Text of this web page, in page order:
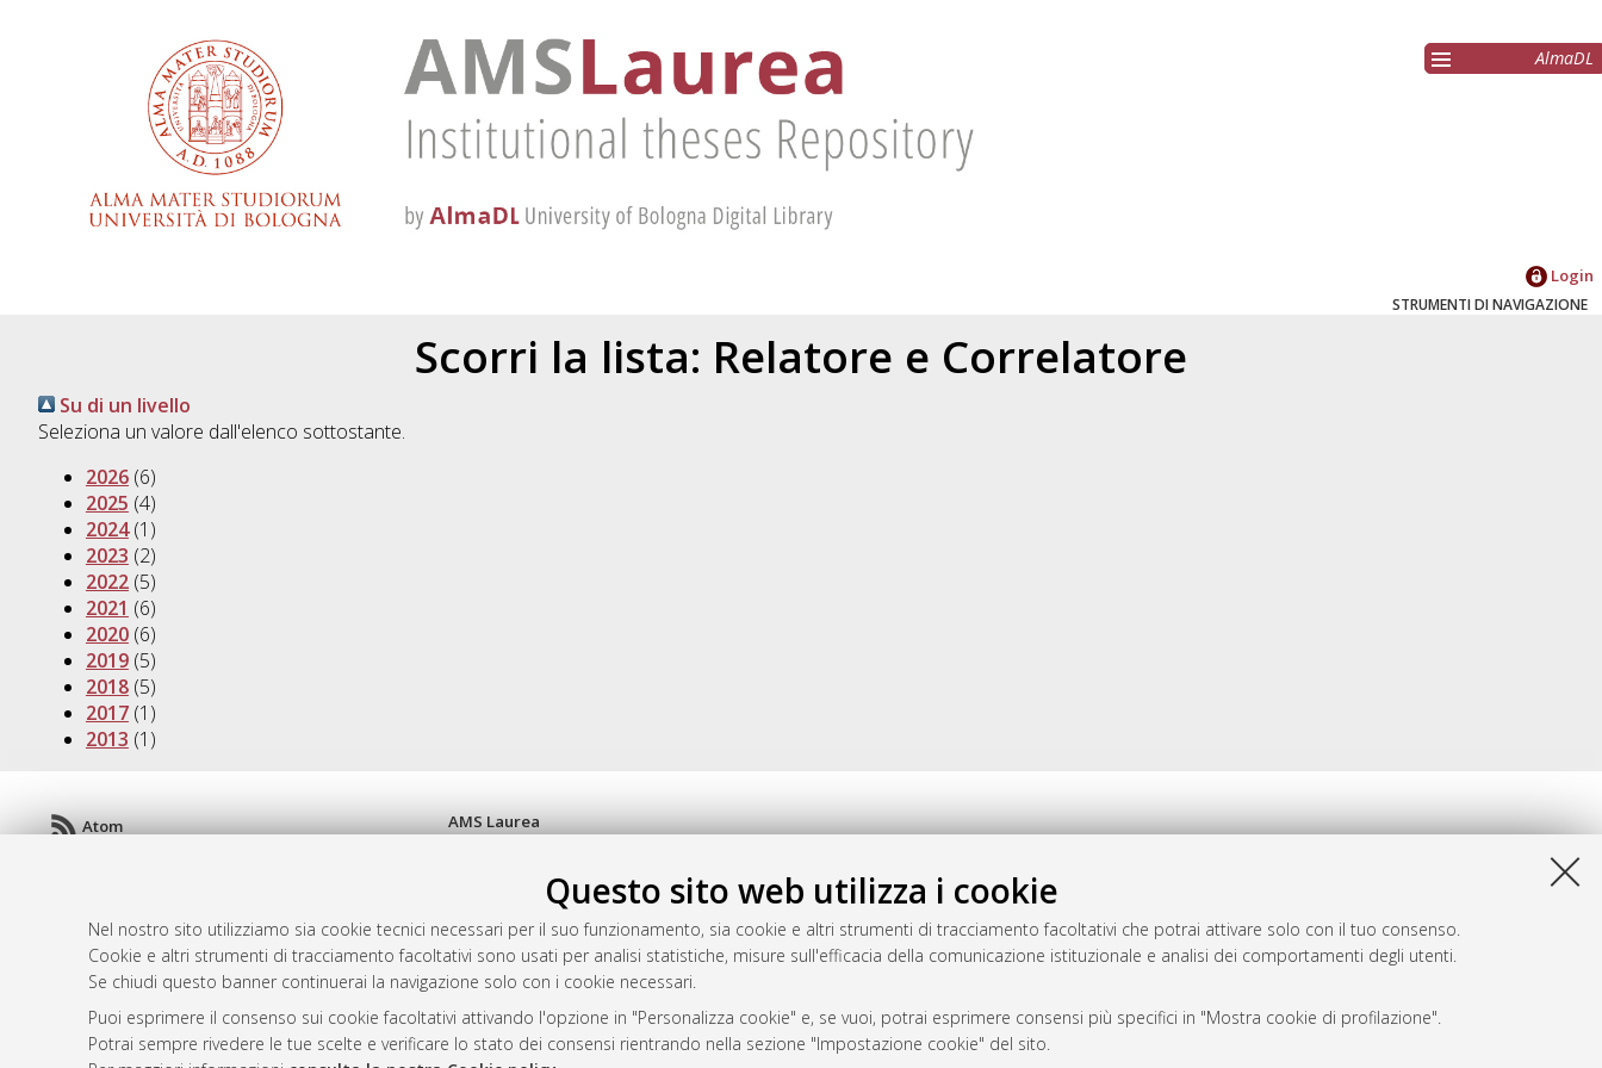
Questo sito web utilizza i cookie
Nel nostro sito utilizziamo sia cookie tecnici necessari per il suo funzionamento, sia cookie e altri strumenti di tracciamento facoltativi che potrai attivare solo con il tuo consenso.
Cookie e altri strumenti di tracciamento facoltativi sono usati per analisi statistiche, misure sull'efficacia della comunicazione istituzionale e analisi dei comportamenti degli utenti.
Se chiudi questo banner continuerai la navigazione solo con i cookie necessari.
Puoi esprimere il consenso sui cookie facoltativi attivando l'opzione in "Personalizza cookie" e, se vuoi, potrai esprimere consensi più specifici in "Mostra cookie di profilazione".
Potrai sempre rivedere le tue scelte e verificare lo stato dei consensi rientrando nella sezione "Impostazione cookie" del sito.
AlmaDL
Login
STRUMENTI DI NAVIGAZIONE
Scorri la lista: Relatore e Correlatore
Su di un livello
Seleziona un valore dall'elenco sottostante.
2026(6)
2025 (4)
2024(1)
2023 (2)
2022(5)
2021 (6)
2020(6)
2019(5)
2018(5)
2017(1)
2013 (1)
Atom
AMS Laurea
Impostazioni Cookie
Informativa sulla privacy
Condizioni d’uso del sito
© ALMA MATER STUDIORUM - Università di Bologna, 2007-2026.